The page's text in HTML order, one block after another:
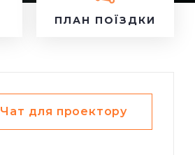
ПЛАН ПОЇЗДКИ
Чат для проектору